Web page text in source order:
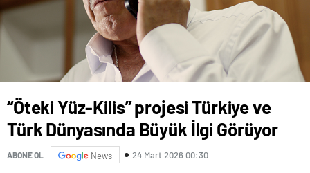
“Öteki Yüz-Kilis” projesi Türkiye ve
Türk Dünyasında Büyük İlgi Görüyor
ABONE OL News 24 Mart 2026 00:30